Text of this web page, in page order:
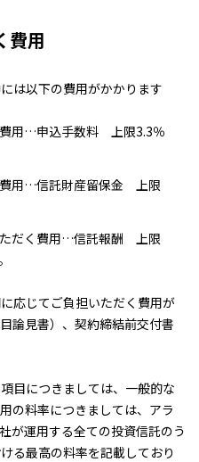
費用
は以下の費用がかかります
用…申込手数料 上限3.3％
用…信託財産留保金 上限
だく費用…信託報酬 上限
応じてご負担いただく費用が
論見書）、契約締結前交付書
目につきましては、一般的な
の料率につきましては、アラ
が運用する全ての投資信託のう
る最高の料率を記載しており